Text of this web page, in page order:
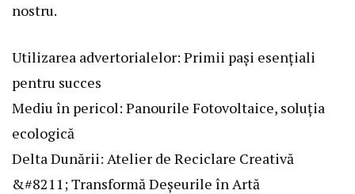
nostru.
Utilizarea advertorialelor: Primii pași esențiali
pentru succes
Mediu în pericol: Panourile Fotovoltaice, soluția
ecologică
Delta Dunării: Atelier de Reciclare Creativă
&#8211; Transformă Deșeurile în Artă